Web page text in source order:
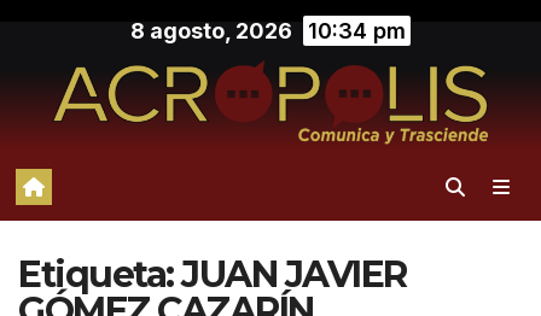
contenido
8 agosto, 2026 10:34 pm
Etiqueta:JUAN JAVIER